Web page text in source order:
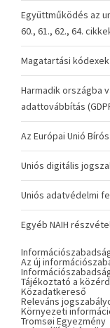
Együttműködés az
60., 61., 62., 64.
Magatartási kódexek
Harmadik országba
adattovábbítás
Az Európai Unió
Uniós digitális
Uniós adatvédelmi
Egyéb NAIH
Az új
Tájékoztató a
Közadatkereső
Releváns
Környezeti
Tromsøi Egyezmény